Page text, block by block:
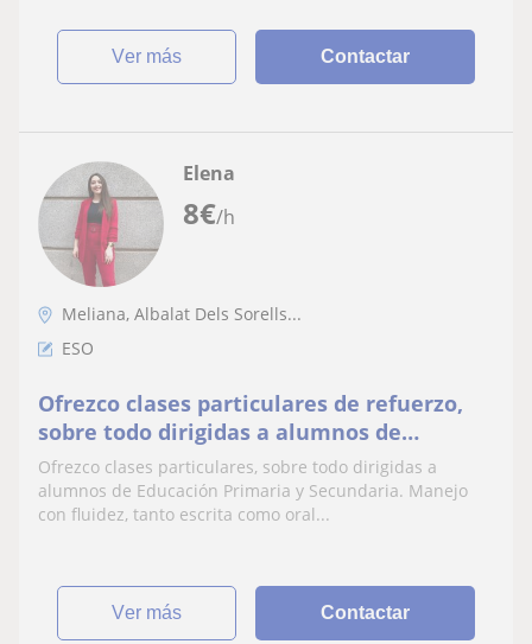
ver más Contactar
8€/h
Elena
Meliana, Albalat Dels Sorells...
ESO
Ofrezco clases particulares de refuerzo,
sobre todo dirigidas a alumnos de
Educación Primaria y Secundaria
Ofrezco clases particulares, sobre todo dirigidas a
alumnos de Educación Primaria y Secundaria. Manejo
con fluidez, tanto escrita como oral...
ver más Contactar